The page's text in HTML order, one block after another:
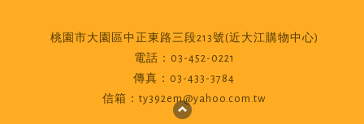
桃園市大園區中正東路三段213號(近大江購物中心)
電話：03-452-0221
傳真：03-433-3784
信箱：ty392em@yahoo.com.tw